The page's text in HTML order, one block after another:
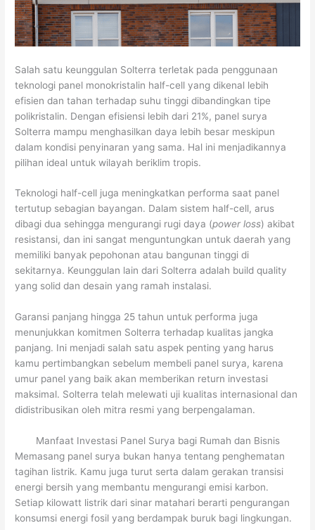
Salah satu keunggulan Solterra terletak pada penggunaan
teknologi panel monokristalin half-cell yang dikenal lebih
efisien dan tahan terhadap suhu tinggi dibandingkan tipe
polikristalin. Dengan efisiensi lebih dari 21%, panel surya
Solterra mampu menghasilkan daya lebih besar meskipun
dalam kondisi penyinaran yang sama. Hal ini menjadikannya
pilihan ideal untuk wilayah beriklim tropis.
Teknologi half-cell juga meningkatkan performa saat panel
tertutup sebagian bayangan. Dalam sistem half-cell, arus
dibagi dua sehingga mengurangi rugi daya (power loss) akibat
resistansi, dan ini sangat menguntungkan untuk daerah yang
memiliki banyak pepohonan atau bangunan tinggi di
sekitarnya. Keunggulan lain dari Solterra adalah build quality
yang solid dan desain yang ramah instalasi.
Garansi panjang hingga 25 tahun untuk performa juga
menunjukkan komitmen Solterra terhadap kualitas jangka
panjang. Ini menjadi salah satu aspek penting yang harus
kamu pertimbangkan sebelum membeli panel surya, karena
umur panel yang baik akan memberikan return investasi
maksimal. Solterra telah melewati uji kualitas internasional dan
didistribusikan oleh mitra resmi yang berpengalaman.
Manfaat Investasi Panel Surya bagi Rumah dan Bisnis
Memasang panel surya bukan hanya tentang penghematan
tagihan listrik. Kamu juga turut serta dalam gerakan transisi
energi bersih yang membantu mengurangi emisi karbon.
Setiap kilowatt listrik dari sinar matahari berarti pengurangan
konsumsi energi fosil yang berdampak buruk bagi lingkungan.